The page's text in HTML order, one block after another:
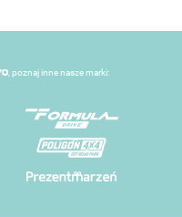
, poznaj inne nasze marki: